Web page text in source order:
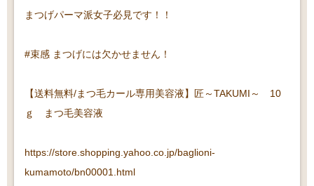
まつげパーマ派女子必見です！！
#束感 まつげには欠かせません！
【送料無料/まつ毛カール専用美容液】匠～TAKUMI～ 10
ｇ まつ毛美容液
https://store.shopping.yahoo.co.jp/baglioni-
kumamoto/bn00001.html